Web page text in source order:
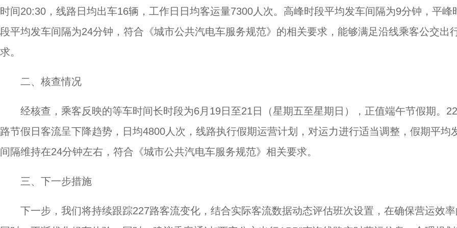
时间20:30，线路日均出车16辆，工作日日均客运量7300人次。高峰时段平均发车间隔为9分钟，平峰
段平均发车间隔为24分钟，符合《城市公共汽电车服务规范》的相关要求，能够满足沿线乘客公交出
求。
二、核查情况
经核查，乘客反映的等车时间长时段为6月19日至21日（星期五至星期日），正值端午节假期。
路节假日客流呈下降趋势，日均4800人次，线路执行假期运营计划，对运力进行适当调整，假期平均
间隔维持在24分钟左右，符合《城市公共汽电车服务规范》相关要求。
三、下一步措施
下一步，我们将持续跟踪227路客流变化，结合实际客流数据动态评估班次设置，在确保营运效率